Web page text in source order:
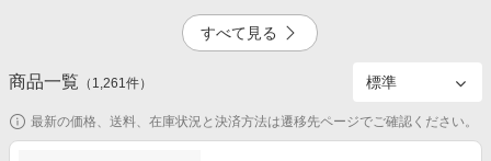
ペット・花・DIY・車
旅行特集
わくわく夏特集
とことん買い物チャレンジ
3.0% 5.0%
すべて見る
商品一覧 （ 1,261件）
最新の価格、送料、在庫状況と決済方法は遷移先ページでご確認ください。